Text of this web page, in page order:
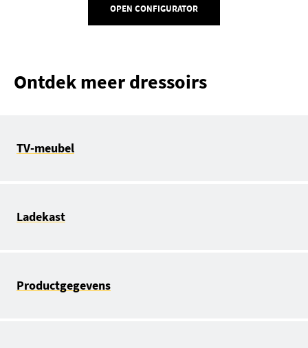
OPEN CONFIGURATOR
Ontdek meer dressoirs
TV-meubel
Ladekast
Productgegevens